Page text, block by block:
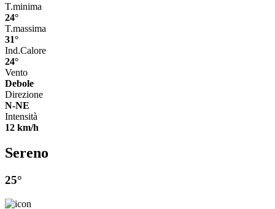
T.minima
24°
T.massima
31°
Ind.Calore
24°
Vento
Debole
Direzione
N-NE
Intensità
12 km/h
Sereno
25°